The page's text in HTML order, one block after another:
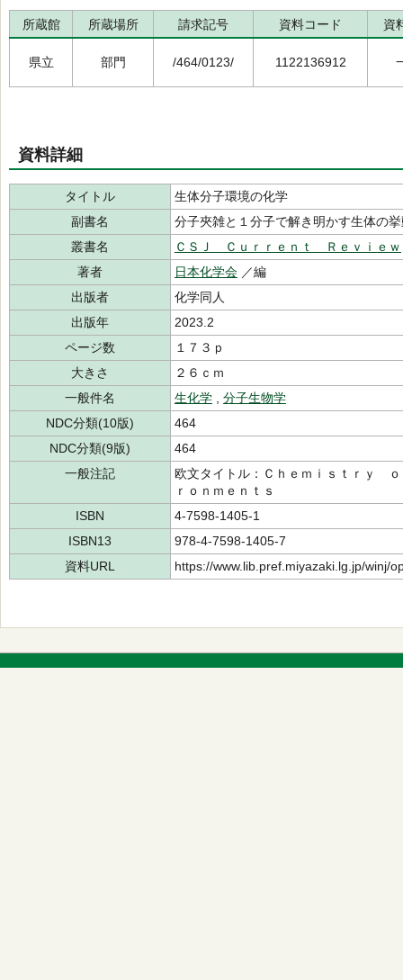
所蔵館 所蔵場所 請求記号 資料コード 資
県立 部門 /464/0123/ 1122136912
資料詳細
タイトル
生体分子環境の化学
副書名
分子夾雑と１分子で解き明かす生体の
叢書名
ＣＳＪ Ｃｕｒｒｅｎｔ Ｒｅｖｉｅｗ
著者
日本化学会 ／編
出版者
化学同人
出版年
2023.2
ページ数
１７３ｐ
大きさ
２６ｃｍ
一般件名
生化学
分子生物学
NDC分類(10版)
464
NDC分類(9版)
464
一般注記
欧文タイトル：Ｃｈｅｍｉｓｔｒｙ
ｒｏｎｍｅｎｔｓ
ISBN
4-7598-1405-1
ISBN13
978-4-7598-1405-7
資料URL
https://www.lib.pref.miyazaki.lg.jp/winj/